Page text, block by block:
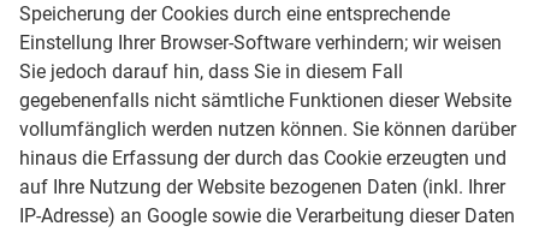
Speicherung der Cookies durch eine entsprechende
Einstellung Ihrer Browser-Software verhindern; wir weisen
Sie jedoch darauf hin, dass Sie in diesem Fall
gegebenenfalls nicht sämtliche Funktionen dieser Website
vollumfänglich werden nutzen können. Sie können darüber
hinaus die Erfassung der durch das Cookie erzeugten und
auf Ihre Nutzung der Website bezogenen Daten (inkl. Ihrer
IP-Adresse) an Google sowie die Verarbeitung dieser Daten